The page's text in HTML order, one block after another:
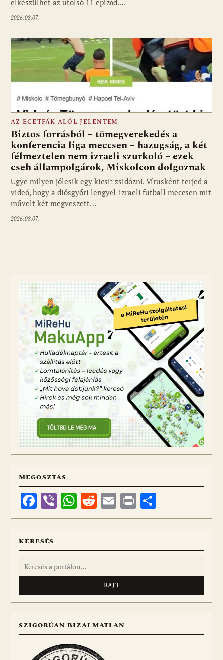
elkészülhet az utolsó 11 epizód.…
2026.08.07.
AZ ECETFÁK ALÓL JELENTEM
Biztos forrásból – tömegverekedés a
konferencia liga meccsen – hazugság, a két
félmeztelen nem izraeli szurkoló – ezek
cseh állampolgárok, Miskolcon dolgoznak
Ugye milyen jólesik egy kicsit zsidózni. Vírusként terjed a
videó, hogy a diósgyőri lengyel-izraeli futball meccsen mit
művelt két megveszett…
2026.08.07.
MEGOSZTÁS
Facebook
ViberWhatsApp
Reddit
Email
Print
meg
KERESÉS
Keresés:
SZIGORÚAN BIZALMATLAN